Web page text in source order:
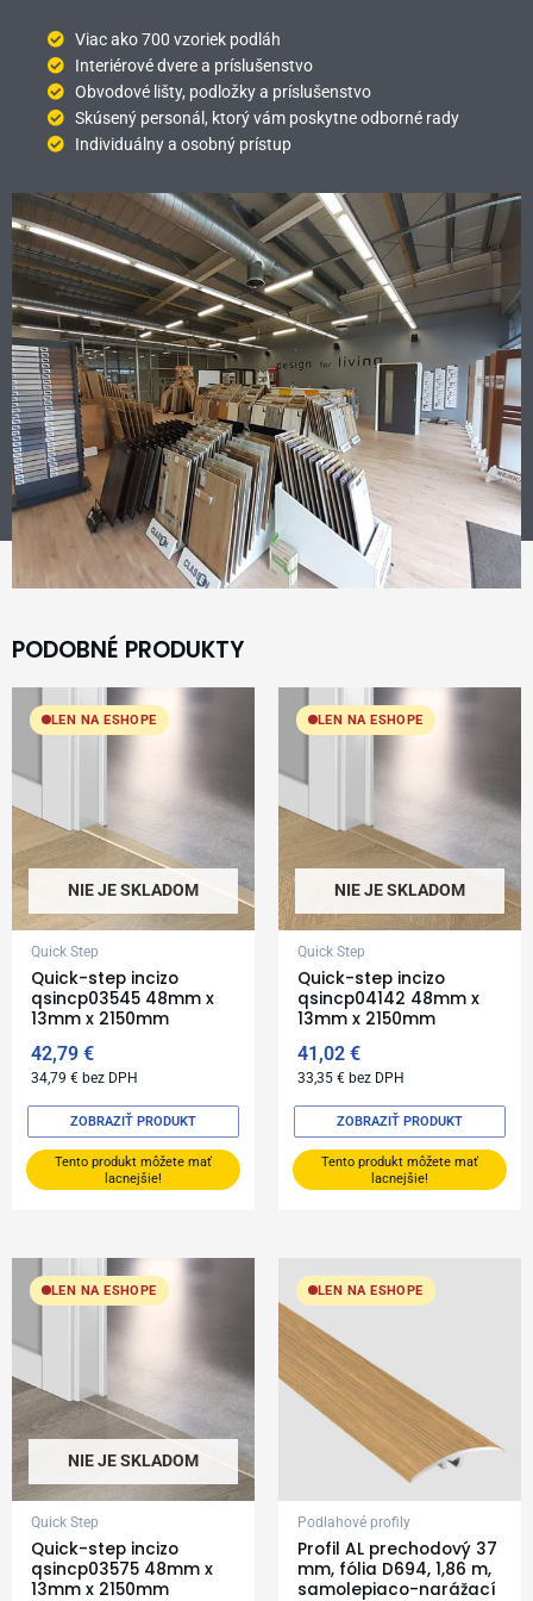
Viac ako 700 vzoriek podláh
Interiérové dvere a príslušenstvo
Obvodové lišty, podložky a príslušenstvo
Skúsený personál, ktorý vám poskytne odborné rady
Individuálny a osobný prístup
PODOBNÉ PRODUKTY
LEN NA ESHOPE
NIE JE SKLADOM
Quick Step
Quick-step incizo
qsincp03545 48mm x
13mm x 2150mm
42,79€
34,79€ bez DPH
Tento produkt môžete mať
lacnejšie!
ZOBRAZIŤ PRODUKT
LEN NA ESHOPE
NIE JE SKLADOM
Quick Step
Quick-step incizo
qsincp04142 48mm x
13mm x 2150mm
41,02€
33,35€ bez DPH
Tento produkt môžete mať
lacnejšie!
ZOBRAZIŤ PRODUKT
LEN NA ESHOPE
NIE JE SKLADOM
Quick Step
Quick-step incizo
qsincp03575 48mm x
13mm x 2150mm
LEN NA ESHOPE
Podlahové profily
Profil AL prechodový 37
mm, fólia D694, 1,86 m,
samolepiaco-narážací